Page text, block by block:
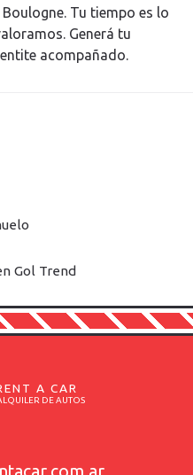
Tu tiempo es lo
Generá tu
acompañado.
Gol Trend
DE AUTOS
A CAR